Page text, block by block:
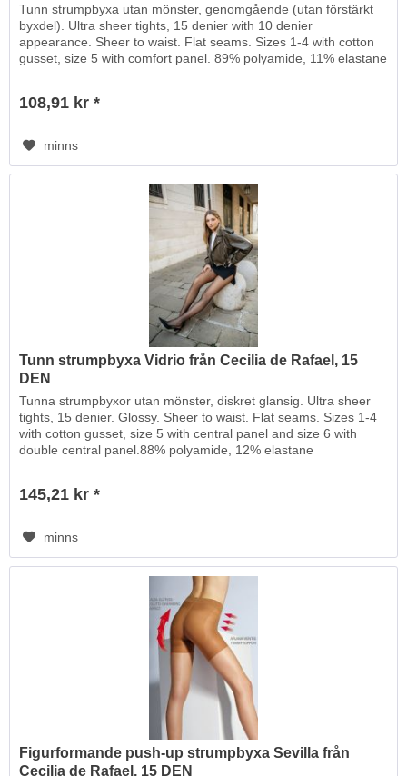
Tunn strumpbyxa utan mönster, genomgående (utan förstärkt
byxdel). Ultra sheer tights, 15 denier with 10 denier
appearance. Sheer to waist. Flat seams. Sizes 1-4 with cotton
gusset, size 5 with comfort panel. 89% polyamide, 11% elastane
108,91 kr *
minns
Tunn strumpbyxa Vidrio från Cecilia de Rafael, 15
DEN
Tunna strumpbyxor utan mönster, diskret glansig. Ultra sheer
tights, 15 denier. Glossy. Sheer to waist. Flat seams. Sizes 1-4
with cotton gusset, size 5 with central panel and size 6 with
double central panel.88% polyamide, 12% elastane
145,21 kr *
minns
Figurformande push-up strumpbyxa Sevilla från
Cecilia de Rafael, 15 DEN